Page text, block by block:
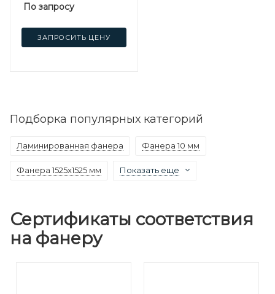
По запросу
ЗАПРОСИТЬ ЦЕНУ
Подборка популярных категорий
Ламинированная фанера Фанера 10 мм
Фанера 1525х1525 мм Показать еще
Сертификаты соответствия
на фанеру